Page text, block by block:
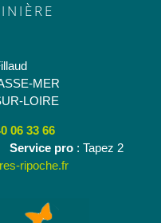
MER
LOIRE
06 33 66
Service pro: Tapez 2
ripoche.fr